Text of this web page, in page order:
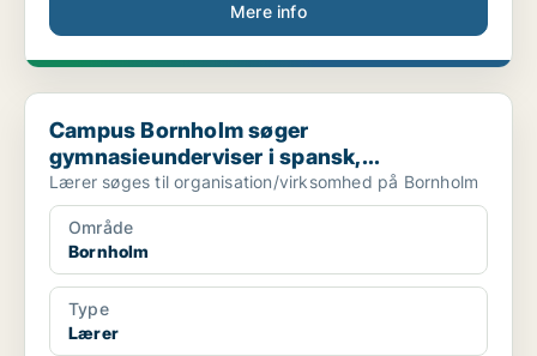
Mere info
Campus Bornholm søger gymnasieunderviser i spansk,...
Campus Bornholm søger
gymnasieunderviser i spansk,...
Lærer søges til organisation/virksomhed på Bornholm
Område
Bornholm
Type
Lærer